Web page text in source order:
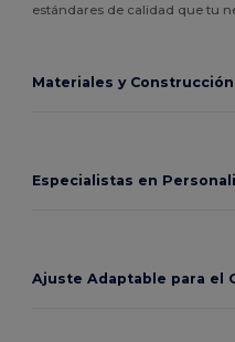
estándares de calidad que tu
Materiales y Construcción
Especialistas en
Ajuste Adaptable para el